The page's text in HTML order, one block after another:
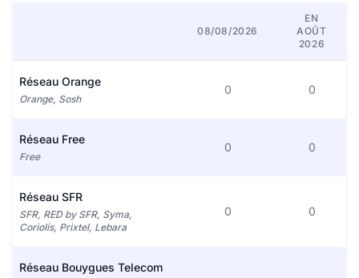
08/08/2026
EN
AOÛT
2026
Réseau Orange
Orange, Sosh
0 0
Réseau Free
Free
0 0
Réseau SFR
SFR, RED by SFR, Syma,
Coriolis, Prixtel, Lebara
0 0
Réseau Bouygues Telecom